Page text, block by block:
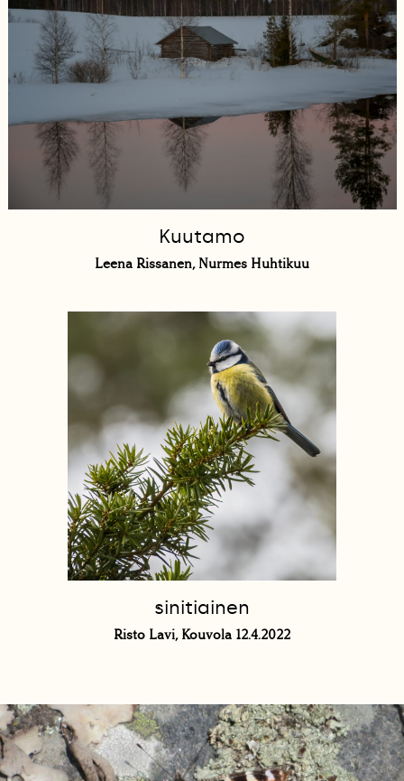
Kuutamo
Leena Rissanen, Nurmes Huhtikuu
sinitiainen
Risto Lavi, Kouvola 12.4.2022